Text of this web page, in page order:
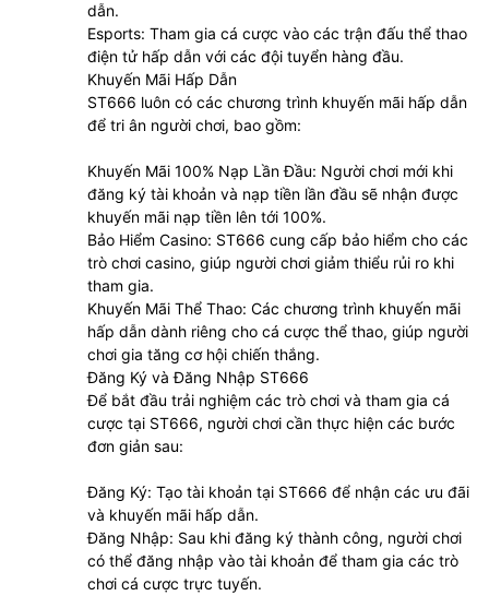
dẫn.
Esports: Tham gia cá cược vào các trận đấu thể thao
điện tử hấp dẫn với các đội tuyển hàng đầu.
Khuyến Mãi Hấp Dẫn
ST666 luôn có các chương trình khuyến mãi hấp dẫn
để tri ân người chơi, bao gồm:
Khuyến Mãi 100% Nạp Lần Đầu: Người chơi mới khi
đăng ký tài khoản và nạp tiền lần đầu sẽ nhận được
khuyến mãi nạp tiền lên tới 100%.
Bảo Hiểm Casino: ST666 cung cấp bảo hiểm cho các
trò chơi casino, giúp người chơi giảm thiểu rủi ro khi
tham gia.
Khuyến Mãi Thể Thao: Các chương trình khuyến mãi
hấp dẫn dành riêng cho cá cược thể thao, giúp người
chơi gia tăng cơ hội chiến thắng.
Đăng Ký và Đăng Nhập ST666
Để bắt đầu trải nghiệm các trò chơi và tham gia cá
cược tại ST666, người chơi cần thực hiện các bước
đơn giản sau:
Đăng Ký: Tạo tài khoản tại ST666 để nhận các ưu đãi
và khuyến mãi hấp dẫn.
Đăng Nhập: Sau khi đăng ký thành công, người chơi
có thể đăng nhập vào tài khoản để tham gia các trò
chơi cá cược trực tuyến.